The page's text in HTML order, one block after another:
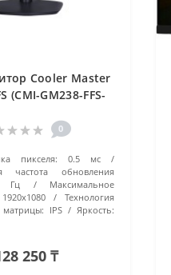
Cooler Master
(CMI-GM238-FFS-
0
пикселя:
0.5 мс
частота обновления
Гц
Максимальное
1920x1080
Технология
матрицы: IPS
Яркость:
250 ₸